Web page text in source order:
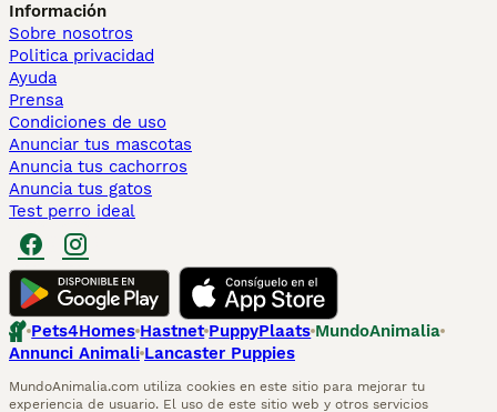
Información
Sobre nosotros
Politica privacidad
Ayuda
Prensa
Condiciones de uso
Anunciar tus mascotas
Anuncia tus cachorros
Anuncia tus gatos
Test perro ideal
Pets4Homes Hastnet PuppyPlaats MundoAnimalia
Annunci Animali Lancaster Puppies
MundoAnimalia.com utiliza cookies en este sitio para mejorar tu
experiencia de usuario. El uso de este sitio web y otros servicios